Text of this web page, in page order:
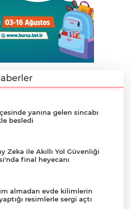
yanına gelen sincabı
besledi
Zeka ile Akıllı Yol Güvenliği
final heyecanı
almadan evde kilimlerin
resimlerle sergi açtı